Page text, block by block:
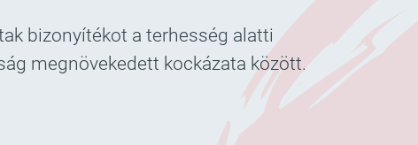
bizonyítékot a terhesség alatti
megnövekedett kockázata között.